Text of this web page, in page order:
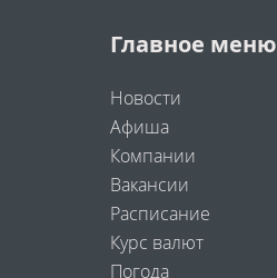
Главное меню
Новости
Афиша
Компании
Вакансии
Расписание
Курс валют
Погода